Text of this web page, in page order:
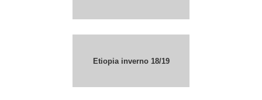
Etiopia inverno 18/19